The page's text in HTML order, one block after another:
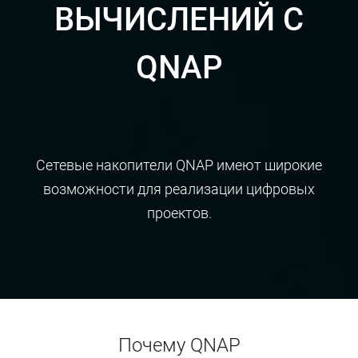
ВЫЧИСЛЕНИЙ С
QNAP
Сетевые накопители QNAP имеют широкие
возможности для реализации цифровых
проектов.
Почему QNAP